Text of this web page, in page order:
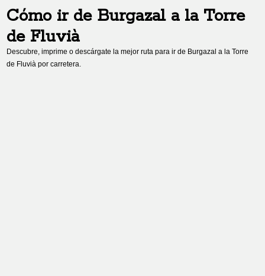
Cómo ir de Burgazala la Torre
de Fluvià
Descubre, imprime o descárgate la mejor ruta para ir de Burgazal a la Torre
de Fluvià por carretera.